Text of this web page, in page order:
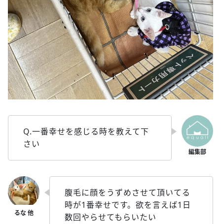
Q.一番幸せを感じる時を教えて下
さい
腹毛に顔をうずめさせて頂いてる
時が1番幸せです。欲を言えば1日
数回やらせてもらいたい